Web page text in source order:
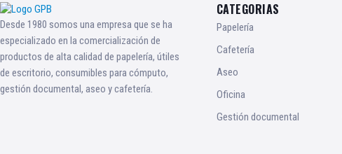
Desde 1980 somos una empresa que se ha
especializado en la comercialización de
productos de alta calidad de papelería, útiles
de escritorio, consumibles para cómputo,
gestión documental, aseo y cafetería.
CATEGORIAS
Papelería
Cafetería
Aseo
Oficina
Gestión documental